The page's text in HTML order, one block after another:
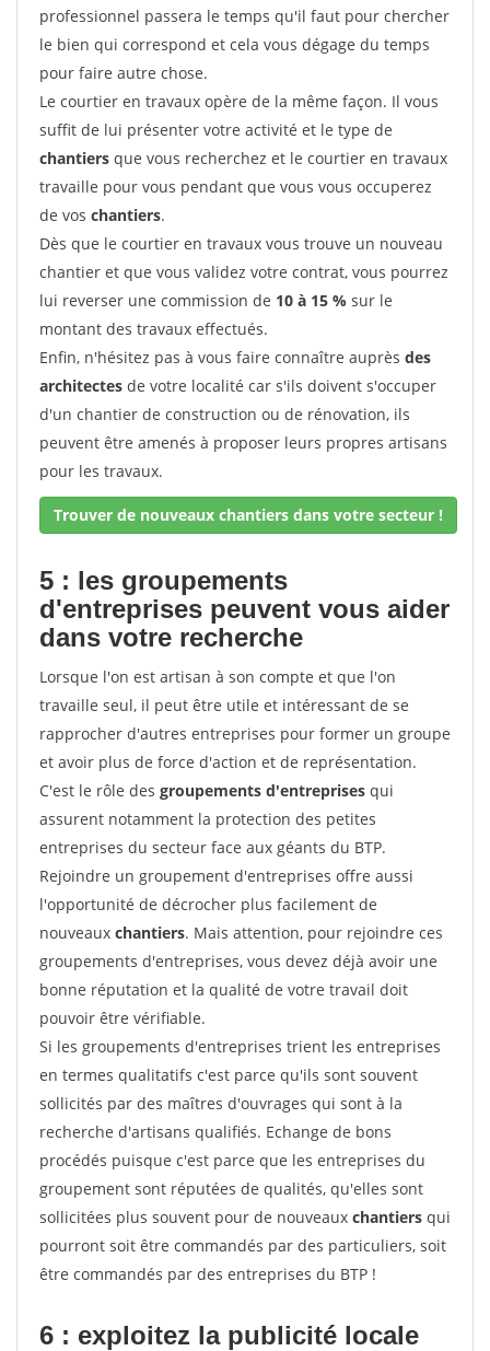
professionnel passera le temps qu'il faut pour chercher
le bien qui correspond et cela vous dégage du temps
pour faire autre chose.
Le courtier en travaux opère de la même façon. Il vous
suffit de lui présenter votre activité et le type de
chantiers que vous recherchez et le courtier en travaux
travaille pour vous pendant que vous vous occuperez
de vos chantiers.
Dès que le courtier en travaux vous trouve un nouveau
chantier et que vous validez votre contrat, vous pourrez
lui reverser une commission de 10 à 15 % sur le
montant des travaux effectués.
Enfin, n'hésitez pas à vous faire connaître auprès des
architectes de votre localité car s'ils doivent s'occuper
d'un chantier de construction ou de rénovation, ils
peuvent être amenés à proposer leurs propres artisans
pour les travaux.
Trouver de nouveaux chantiers dans votre secteur !
5 : les groupements
d'entreprises peuvent vous aider
dans votre recherche
Lorsque l'on est artisan à son compte et que l'on
travaille seul, il peut être utile et intéressant de se
rapprocher d'autres entreprises pour former un groupe
et avoir plus de force d'action et de représentation.
C'est le rôle des groupements d'entreprises qui
assurent notamment la protection des petites
entreprises du secteur face aux géants du BTP.
Rejoindre un groupement d'entreprises offre aussi
l'opportunité de décrocher plus facilement de
nouveaux chantiers. Mais attention, pour rejoindre ces
groupements d'entreprises, vous devez déjà avoir une
bonne réputation et la qualité de votre travail doit
pouvoir être vérifiable.
Si les groupements d'entreprises trient les entreprises
en termes qualitatifs c'est parce qu'ils sont souvent
sollicités par des maîtres d'ouvrages qui sont à la
recherche d'artisans qualifiés. Echange de bons
procédés puisque c'est parce que les entreprises du
groupement sont réputées de qualités, qu'elles sont
sollicitées plus souvent pour de nouveaux chantiers qui
pourront soit être commandés par des particuliers, soit
être commandés par des entreprises du BTP !
6 : exploitez la publicité locale